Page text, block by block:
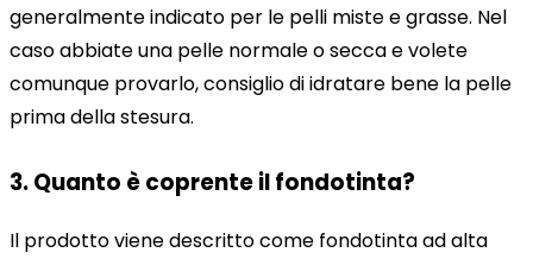
generalmente indicato per le pelli miste e grasse. Nel
caso abbiate una pelle normale o secca e volete
comunque provarlo, consiglio di idratare bene la pelle
prima della stesura.
3. Quanto è coprente il fondotinta?
Il prodotto viene descritto come fondotinta ad alta